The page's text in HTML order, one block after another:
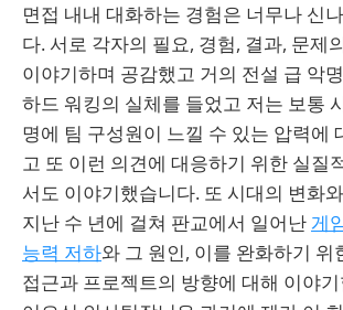
면접 내내 대화하는 경험은 너무나 신
다. 서로 각자의 필요, 경험, 결과, 문제
이야기하며 공감했고 거의 전설 급 악
하드 워킹의 실체를 들었고 저는 보통
명에 팀 구성원이 느낄 수 있는 압력에
고 또 이런 의견에 대응하기 위한 실질
서도 이야기했습니다. 또 시대의 변화
지난 수 년에 걸쳐 판교에서 일어난게
능력 저하와 그 원인, 이를 완화하기 위
접근과 프로젝트의 방향에 대해 이야